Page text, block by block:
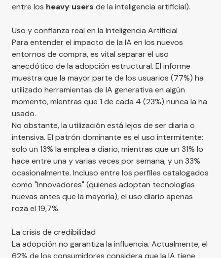
entre los heavy users de la inteligencia artificial).
Uso y confianza real en la Inteligencia Artificial
Para entender el impacto de la IA en los nuevos
entornos de compra, es vital separar el uso
anecdótico de la adopción estructural. El informe
muestra que la mayor parte de los usuarios (77%) ha
utilizado herramientas de IA generativa en algún
momento, mientras que 1 de cada 4 (23%) nunca la ha
usado.
No obstante, la utilización está lejos de ser diaria o
intensiva. El patrón dominante es el uso intermitente:
solo un 13% la emplea a diario, mientras que un 31% lo
hace entre una y varias veces por semana, y un 33%
ocasionalmente. Incluso entre los perfiles catalogados
como "Innovadores" (quienes adoptan tecnologías
nuevas antes que la mayoría), el uso diario apenas
roza el 19,7%.
La crisis de credibilidad
La adopción no garantiza la influencia. Actualmente, el
62% de los consumidores considera que la IA tiene